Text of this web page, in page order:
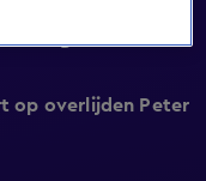
op overlijden Peter